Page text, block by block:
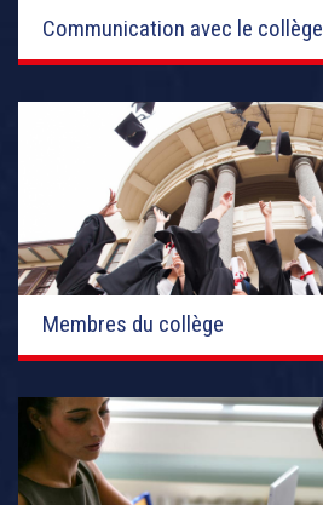
Communication avec le collège
Membres du collège